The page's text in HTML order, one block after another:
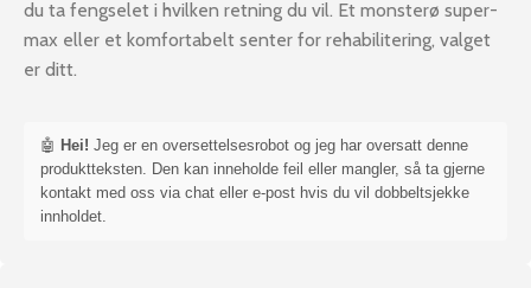
du ta fengselet i hvilken retning du vil. Et monsterø super-
max eller et komfortabelt senter for rehabilitering, valget
er ditt.
🤖 Hei! Jeg er en oversettelsesrobot og jeg har oversatt denne
produktteksten. Den kan inneholde feil eller mangler, så ta gjerne
kontakt med oss via chat eller e-post hvis du vil dobbeltsjekke
innholdet.